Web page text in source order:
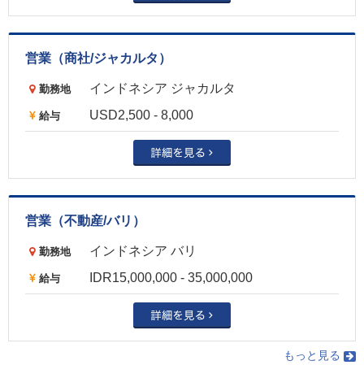
営業（商社/ジャカルタ）
勤務地 インドネシア ジャカルタ
給与 USD2,500 - 8,000
営業（不動産/バリ）
勤務地 インドネシア バリ
給与 IDR15,000,000 - 35,000,000
もっと見る